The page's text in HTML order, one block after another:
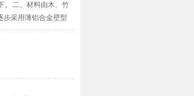
。 二、材料由木、竹
步采用薄铝合金壁型